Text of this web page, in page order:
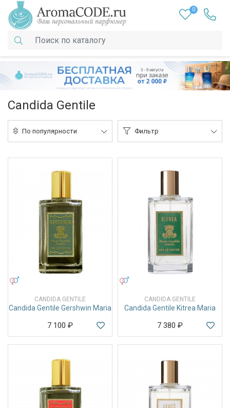
0
Candida Gentile
По популярности Фильтр
CANDIDA GENTILE
Candida Gentile Gershwin Maria
7 100 ₽
CANDIDA GENTILE
Candida Gentile Kitrea Maria
7 380 ₽